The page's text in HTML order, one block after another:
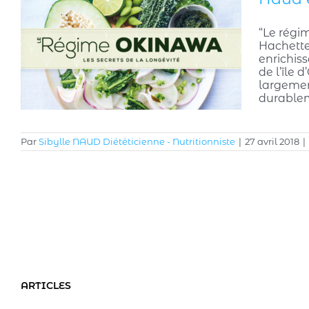
“Le
de l’île
ParSibylle NAUD Diététicienne - Nutritionniste | 27 avril 2018 |
ARTICLES